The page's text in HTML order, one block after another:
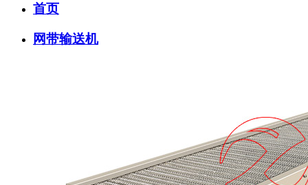
首页
网带输送机